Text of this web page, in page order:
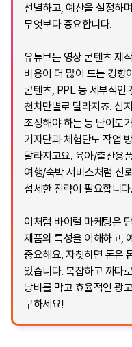
선별하고, 예산을 설정하
무엇보다 중요합니다.
유튜브는 영상 콘텐츠 제
비용이 더 많이 드는 경향
콘텐츠, PPL 등 세부적인
천차만별로 달라지죠. 심
조정해야 하는 등 난이도
기자단과 체험단도 작업
달라지고요. 육아/출산용
여행/숙박 서비스처럼 신
섬세한 전략이 필요합니다.
이처럼 바이럴 마케팅은
제품의 특성을 이해하고,
중요해요. 자칫하면 돈은
있습니다. 복잡하고 까다
낭비를 막고 효율적인 광
구하세요!